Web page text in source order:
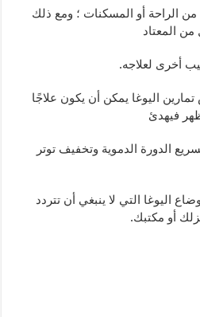
من الراحة أو المسكنات ؛ ومع ذلك
من المعتاد
أخرى لعلاجه.
اليوغا يمكن أن يكون علاجًا
فيهدئ
الدورة الدموية وتخفيف توتر
سنعرض لكم أفضل 4 أوضاع اليوغا التي لا ينبغي أن تتردد
أو مكتبك.